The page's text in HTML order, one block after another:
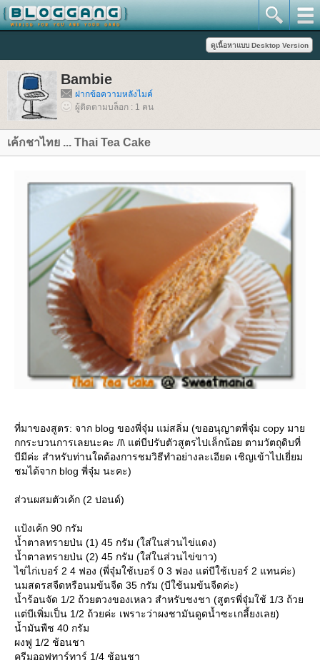
Bambie
ฝากข้อความหลังไมค์
ผู้ติดตามบล็อก : 1 คน
เค้กชาไทย ... Thai Tea Cake
ที่มาของสูตร: จาก blog ของพี่จุ๋ม แม่สลิ่ม (ขออนุญาตพี่จุ๋ม copy มา
กกระบวนการเลยนะคะ /l\ แต่บีปรับตัวสูตรไปเล็กน้อย ตามวัตถุดิบที่
บีมีค่ะ สำหรับท่านใดต้องการชมวิธีทำอย่างละเอียด เชิญเข้าไปเยี่ยม
ชมได้จาก blog พี่จุ๋ม นะคะ)
ส่วนผสมตัวเค้ก (2 ปอนด์)
ป้งเค้ก 90 กรัม
น้ำตาลทรายป่น (1) 45 กรัม (ใส่ในส่วนไข่แดง)
น้ำตาลทรายป่น (2) 45 กรัม (ใส่ในส่วนไข่ขาว)
ไข่ไก่เบอร์ 2 4 ฟอง (พี่จุ๋มใช้เบอร์ 0 3 ฟอง แต่บีใช้เบอร์ 2 แทนค่ะ)
นมสดรสจืดหรือนมข้นจืด 35 กรัม (บีใช้นมข้นจืดค่ะ)
น้ำร้อนจัด 1/2 ถ้วยตวงของเหลว สำหรับชงชา (สูตรพี่จุ๋มใช้ 1/3 ถ้ว
ต่บีเพิ่มเป็น 1/2 ถ้วยค่ะ เพราะว่าผงชามันดูดน้ำซะเกลี้ยงเลย)
น้ำมันพืช 40 กรัม
ผงฟู 1/2 ช้อนชา
ครีมออฟทาร์ทาร์ 1/4 ช้อนชา